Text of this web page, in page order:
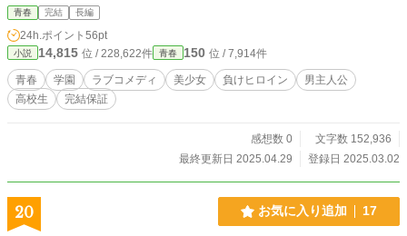
はたして―――!? ※本作は、２０２４年に投稿した『負けヒ
ロインに花束を』を大幅にリニューアルした作品です。
青春 完結 長編
24h.ポイント 56pt
小説 14,815 位 / 228,622件 青春 150 位 / 7,914件
青春 学園 ラブコメディ 美少女 負けヒロイン
男主人公
高校生
完結保証
感想数 0
文字数 152,936
最終更新日 2025.04.29
登録日 2025.03.02
20 お気に入り追加 17